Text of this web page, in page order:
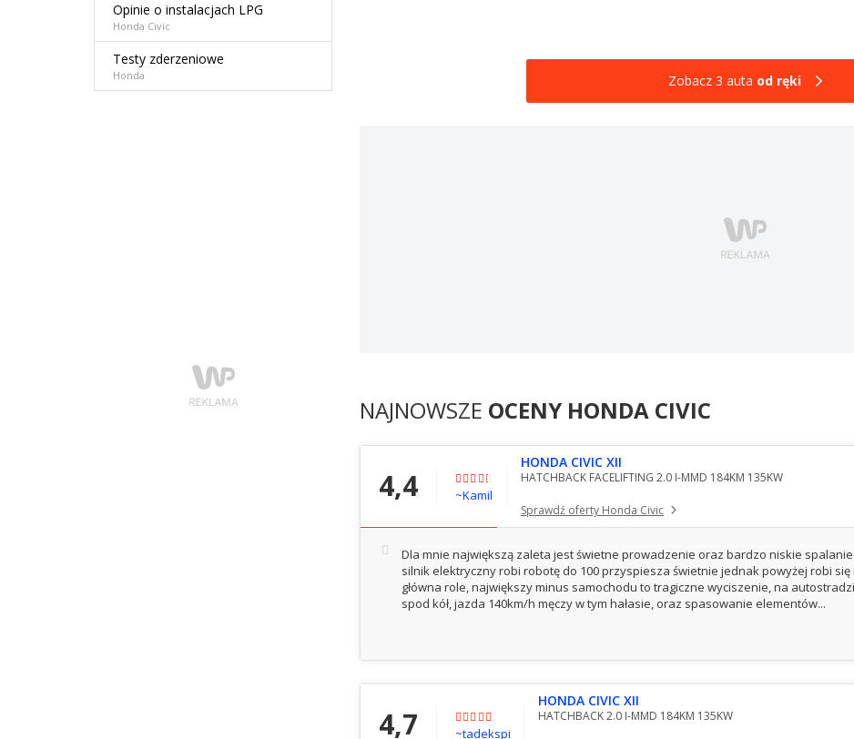
Zobacz 3 auta od ręki
NAJNOWSZE OCENY HONDA CIVIC
4,4 ~Kamil
HONDA CIVIC XII
HATCHBACK FACELIFTING 2.0 I-MMD 184KM 135KW
Sprawdź oferty Honda Civic
Dla mnie największą zaleta jest świetne prowadzenie oraz bardzo niskie
silnik elektryczny robi robotę do 100 przyspiesza świetnie jednak powyżej robi
główna role, największy minus samochodu to tragiczne wyciszenie, na
spod kół, jazda 140km/h męczy w tym hałasie, oraz spasowanie elementów...
4,7 ~tadekspien
HONDA CIVIC XII
HATCHBACK 2.0 I-MMD 184KM 135KW
Opinie o instalacjach LPG
Honda Civic
Testy zderzeniowe
Honda